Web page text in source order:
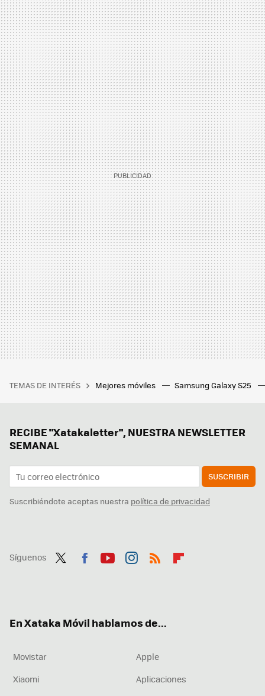
TEMAS DE INTERÉS Mejores móviles Samsung Galaxy S25
RECIBE "Xatakaletter", NUESTRA NEWSLETTER
SEMANAL
SUSCRIBIR
Suscribiéndote aceptas nuestra política de privacidad
Síguenos
En Xataka Móvil hablamos de...
Movistar
Apple
Xiaomi
Aplicaciones